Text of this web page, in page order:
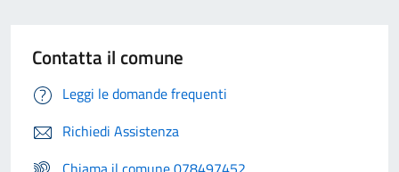
Contatta il comune
Leggi le domande frequenti
Richiedi Assistenza